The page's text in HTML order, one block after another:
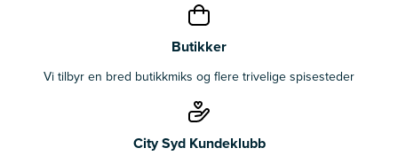
Butikker
Vi tilbyr en bred butikkmiks og flere trivelige spisesteder
City Syd Kundeklubb